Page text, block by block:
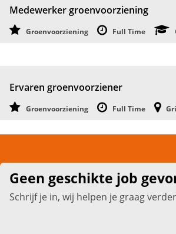
Medewerker groenvoorziening
Groenvoorziening Full Time
Ervaren groenvoorziener
Groenvoorziening Full Time
Geen geschikte job
Schrijf je in, wij helpen je graag